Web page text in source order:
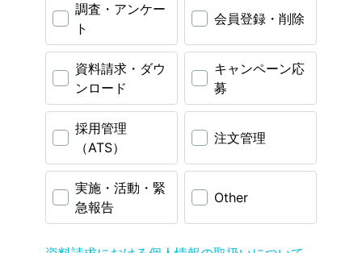
調査・アンケー
ト
会員登録・削除
資料請求・ダウ
ンロード
キャンペーン応
募
採用管理
（ATS）
注文管理
実施・活動・緊
急報告
Other